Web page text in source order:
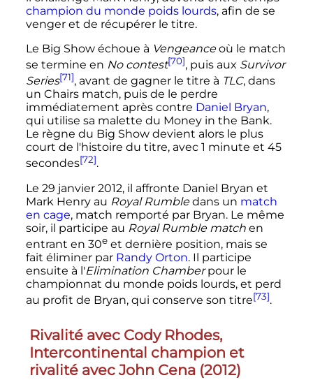
champion du monde poids lourds, afin de se
venger et de récupérer le titre.
Le Big Show échoue à Vengeanceoù le match
se termine en No contest[70], puis aux Survivor
Series[71], avant de gagner le titre à TLC, dans
un Chairs match, puis de le perdre
immédiatement après contre Daniel Bryan,
qui utilise sa malette du Money in the Bank.
Le règne du Big Show devient alors le plus
court de l'histoire du titre, avec 1 minute et 45
secondes[72].
Le 29 janvier 2012, il affronte Daniel Bryan et
Mark Henry au Royal Rumbledans un match
en cage, match remporté par Bryan. Le même
soir, il participe au Royal Rumble matchen
entrant en 30eet dernière position, mais se
fait éliminer par Randy Orton. Il participe
ensuite à l'Elimination Chamberpour le
championnat du monde poids lourds, et perd
au profit de Bryan, qui conserve son titre[73].
Rivalité avec Cody Rhodes,
Intercontinental champion et
rivalité avec John Cena (2012)